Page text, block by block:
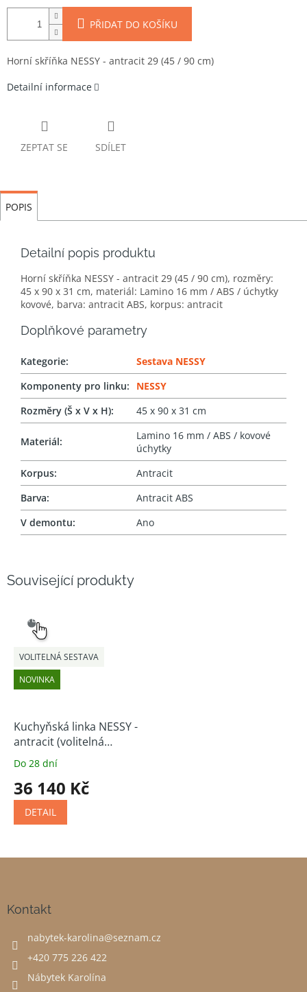
PŘIDAT DO KOŠÍKU
Horní skříňka NESSY - antracit 29 (45 / 90 cm)
Detailní informace
ZEPTAT SE SDÍLET
Související produkty
NOVINKA
VOLITELNÁ SESTAVA
VÝBĚR
Kuchyňská linka NESSY -
antracit (volitelná
sestava)
Do 28 dní
36 140 Kč
DETAIL
POPIS
Detailní popis produktu
Horní skříňka NESSY - antracit 29 (45 / 90 cm), rozměry:
45 x 90 x 31 cm, materiál: Lamino 16 mm / ABS / úchytky
kovové, barva: antracit ABS, korpus: antracit
Doplňkové parametry
Kategorie:
Sestava NESSY
Komponenty pro linku:
NESSY
Rozměry (Š x V x H): 45 x 90 x 31 cm
Materiál:
Lamino 16 mm / ABS / kovové
úchytky
Korpus:
Antracit
Barva:
Antracit ABS
V demontu: Ano
Kontakt
nabytek-karolina@seznam.cz
+420 775 226 422
Nábytek Karolína